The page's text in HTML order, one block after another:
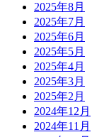
2025年8月
2025年7月
2025年6月
2025年5月
2025年4月
2025年3月
2025年2月
2024年12月
2024年11月